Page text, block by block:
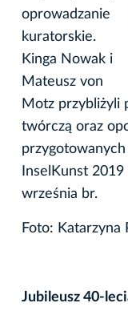
oprowadzanie
kuratorskie.
Kinga Nowak i
Mateusz von
Motz przybliżyli
twórczą oraz
InselKunst
września br.
Foto: Katarzyna
Jubileusz 40-